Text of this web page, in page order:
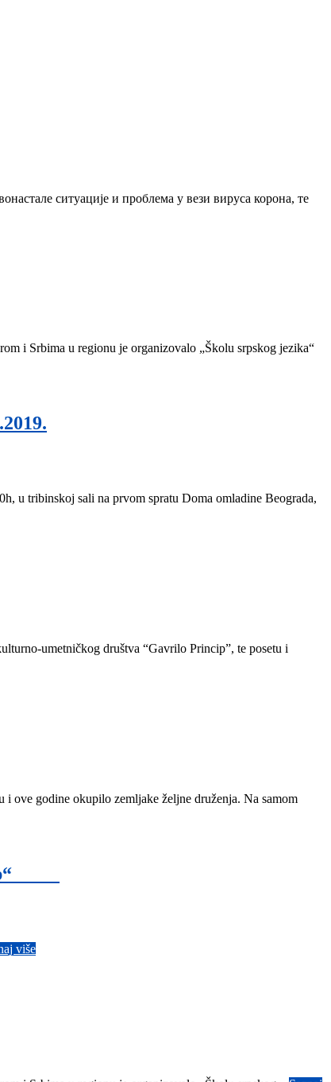
ситуације и проблема у вези вируса корона, те
i Srbima u regionu je organizovalo „Školu srpskog jezika“
u tribinskoj sali na prvom spratu Doma omladine Beograda,
umetničkog društva “Gavrilo Princip”, te posetu i
ove godine okupilo zemljake željne druženja. Na samom
više